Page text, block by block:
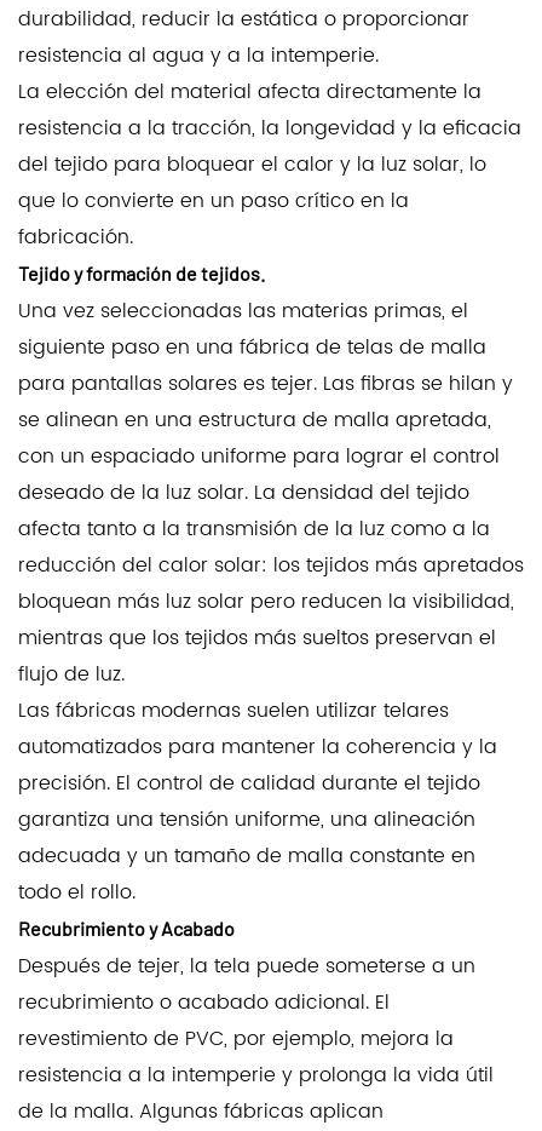
durabilidad, reducir la estática o proporcionar
resistencia al agua y a la intemperie.
La elección del material afecta directamente la
resistencia a la tracción, la longevidad y la eficacia
del tejido para bloquear el calor y la luz solar, lo
que lo convierte en un paso crítico en la
fabricación.
Tejido y formación de tejidos.
Una vez seleccionadas las materias primas, el
siguiente paso en una fábrica de telas de malla
para pantallas solares es tejer. Las fibras se hilan y
se alinean en una estructura de malla apretada,
con un espaciado uniforme para lograr el control
deseado de la luz solar. La densidad del tejido
afecta tanto a la transmisión de la luz como a la
reducción del calor solar: los tejidos más apretados
bloquean más luz solar pero reducen la visibilidad,
mientras que los tejidos más sueltos preservan el
flujo de luz.
Las fábricas modernas suelen utilizar telares
automatizados para mantener la coherencia y la
precisión. El control de calidad durante el tejido
garantiza una tensión uniforme, una alineación
adecuada y un tamaño de malla constante en
todo el rollo.
Recubrimiento y Acabado
Después de tejer, la tela puede someterse a un
recubrimiento o acabado adicional. El
revestimiento de PVC, por ejemplo, mejora la
resistencia a la intemperie y prolonga la vida útil
de la malla. Algunas fábricas aplican